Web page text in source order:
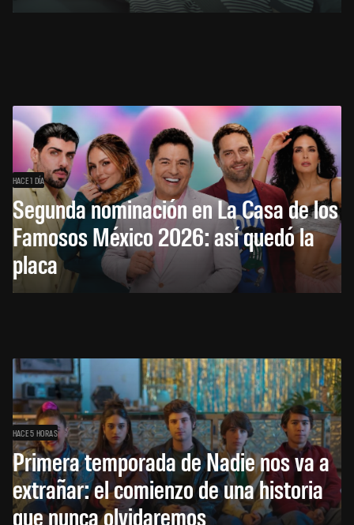
HACE 1 DÍA
Segunda nominación en La Casa de los
Famosos México 2026: así quedó la
placa
HACE 5 HORAS
Primera temporada de Nadie nos va a
extrañar: el comienzo de una historia
que nunca olvidaremos